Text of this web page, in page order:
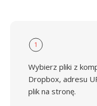
1
Wybierz pliki z
Dropbox, adresu
plik na stronę.